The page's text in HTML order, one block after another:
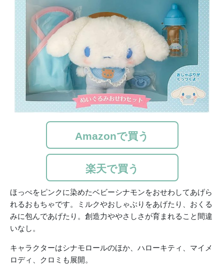
Amazonで買う
楽天で買う
ほっぺをピンクに染めたベビーシナモンをおせわしてあげら
れるおもちゃです。ミルクやおしゃぶりをあげたり、おくる
みに包んであげたり。創造力ややさしさが育まれること間違
いなし。
キャラクターはシナモロールのほか、ハローキティ、マイメ
ロディ、クロミも展開。